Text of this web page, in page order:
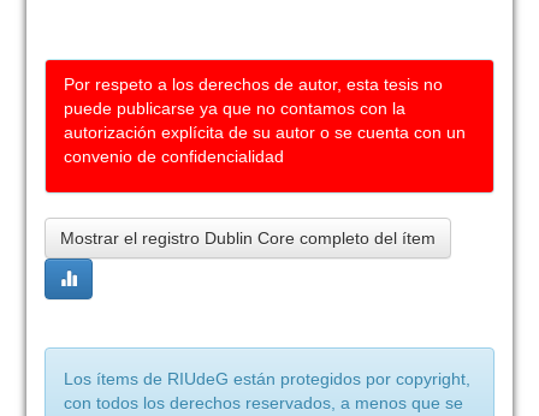
Por respeto a los derechos de autor, esta tesis no
puede publicarse ya que no contamos con la
autorización explícita de su autor o se cuenta con un
convenio de confidencialidad
Mostrar el registro Dublin Core completo del ítem
Los ítems de RIUdeG están protegidos por copyright,
con todos los derechos reservados, a menos que se